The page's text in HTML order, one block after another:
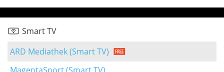
Smart TV
ARD Mediathek (Smart TV)